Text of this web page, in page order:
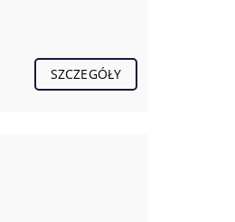
SZCZEGÓŁY